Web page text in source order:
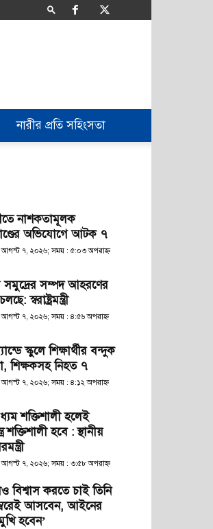
নারীর প্রতি সহিংসতা
নাশকতামূলক
অভিযোগে আটক ৭
আগস্ট ৭, ২০২৬; সময় : ৫:০৩ অপরাহ্ণ
সমুদ্রের সম্পদ আহরণের
স্বরাষ্ট্রমন্ত্রী
আগস্ট ৭, ২০২৬; সময় : ৪:৫৬ অপরাহ্ণ
স্কুলে শিক্ষার্থীর বন্দুক
শিক্ষকসহ নিহত ৭
আগস্ট ৭, ২০২৬; সময় : ৪:১২ অপরাহ্ণ
শক্তিশালী হলেই
শক্তিশালী হবে : স্থানীয়
আগস্ট ৭, ২০২৬; সময় : ৩:৫৮ অপরাহ্ণ
বিশ্বাস করতে চাই তিনি
আসবেন, আইনের
হবেন’